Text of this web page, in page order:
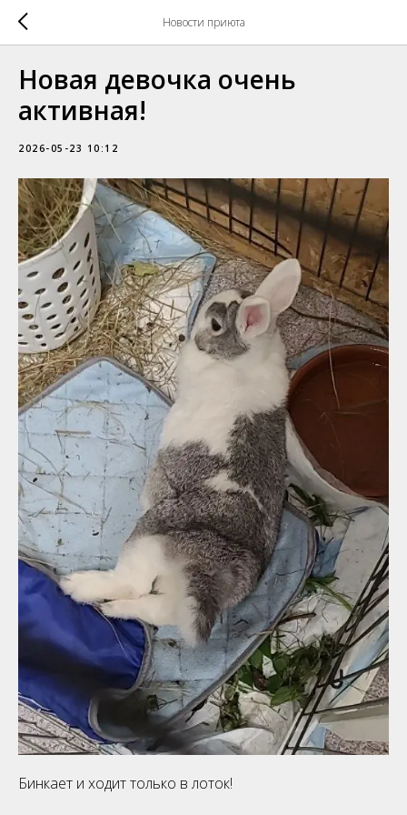
Новости приюта
Новая девочка очень
активная!
2026-05-23 10:12
Бинкает и ходит только в лоток!